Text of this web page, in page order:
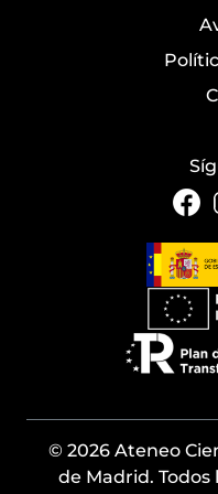
© 2026 Ateneo
de Madrid. Todos